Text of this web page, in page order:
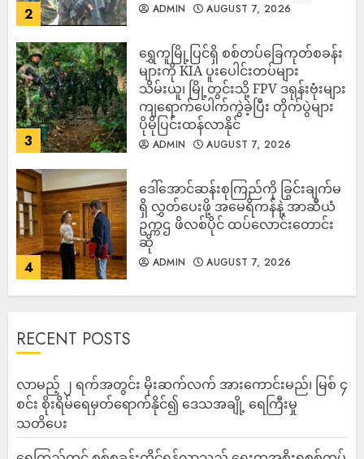
2 ADMIN AUGUST 7, 2026
3
‎ရွှေကူမြို့ပြင်ရှိ စစ်တပ်ခြေကုတ်စခန်း
များကို KIA ပူးပေါင်းတပ်များ
သိမ်းယူ၊ မြို့တွင်းသို့ FPV ဒရုန်းဗုံးများ
ကျရောက်ပေါက်ကွဲခဲ့ပြီး တိုက်ပွဲများ
ပိုမိုပြင်းထန်လာနိုင်
ADMIN AUGUST 7, 2026
4
ဒေါ်အောင်ဆန်းစုကြည်ကို ခြွင်းချက်မ
ရှိ လွှတ်ပေးဖို့ အမေရိကန်နဲ့ အာဆီယံ
ဥက္ကဌ ဖိလစ်ပိုင် ထပ်လောင်းတောင်း
ဆို
ADMIN AUGUST 7, 2026
RECENT POSTS
လာမည့် ၂ ရက်အတွင်း မိုးဆက်လက် အားကောင်းမည်၊ မြစ် ၄
စင်း စိုးရိမ်ရေမှတ်ရောက်နိုင်၍ ဒေသအချို့ ရေကြီးမှု
သတိပေး